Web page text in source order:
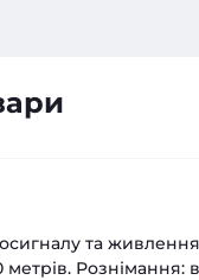
та
Рознімання: